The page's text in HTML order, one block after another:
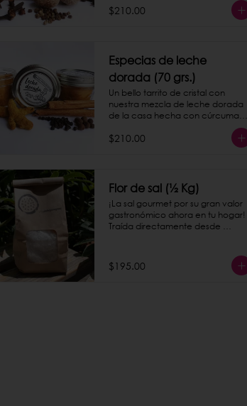
$210.00
Especias de leche
dorada (70 grs.)
Un bello tarrito de cristal con
nuestra mezcla de leche dorada
de la casa hecha con cúrcuma,
$210.00
Flor de sal (½ Kg)
¡La sal gourmet por su gran valor
gastronómico ahora en tu hogar!
Traída directamente desde
$195.00